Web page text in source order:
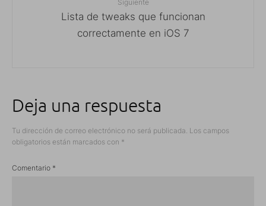
Siguiente
Lista de tweaks que funcionan
correctamente en iOS 7
Deja una respuesta
Tu dirección de correo electrónico no será publicada. Los campos
obligatorios están marcados con *
Comentario *